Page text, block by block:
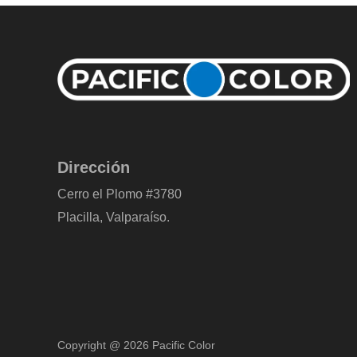
Dirección
Cerro el Plomo #3780
Placilla, Valparaíso.
Copyright @ 2026 Pacific Color